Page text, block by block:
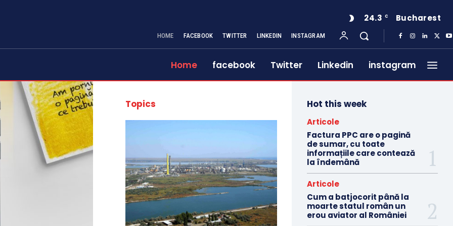
24.3 C Bucharest
HOME FACEBOOK TWITTER LINKEDIN INSTAGRAM
Home facebook Twitter Linkedin instagram
Topics Hot this week
Articole
Factura PPC are o pagină
de sumar, cu toate
informațiile care contează
la îndemână
Articole
Cum a batjocorit până la
moarte statul român un
erou aviator al României